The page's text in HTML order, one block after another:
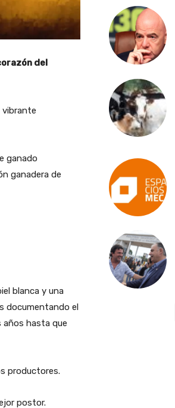
del
vibrante
ganado
ganadera de
blanca y una
documentando el
años hasta que
productores.
postor.